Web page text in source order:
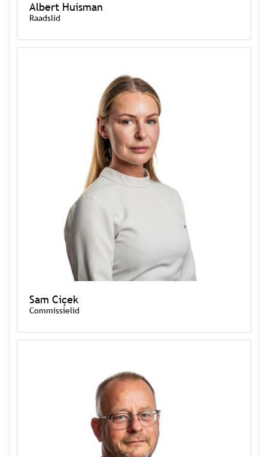
Albert Huisman
Raadslid
Sam Ciçek
Commissielid